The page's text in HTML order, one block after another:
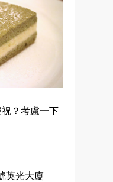
？考慮一下
英光大廈